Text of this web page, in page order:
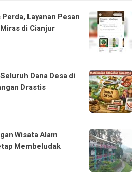
Layanan Pesan
di Cianjur
Dana Desa di
Drastis
Wisata Alam
Membeludak